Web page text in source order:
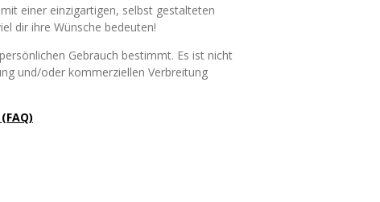
einer einzigartigen, selbst gestalteten
dir ihre Wünsche bedeuten!
Gebrauch bestimmt. Es ist nicht
und/oder kommerziellen Verbreitung